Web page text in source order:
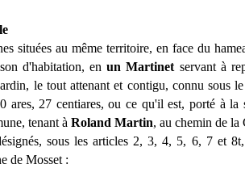
situées au même territoire, en face du
d'habitation, enun Martinet servant à
le tout attenant et contigu, connu sous
ares, 27 centiares, ou ce qu'il est, porté à
tenant à Roland Martin, au chemin de la
sous les articles 2, 3, 4, 5, 6, 7 et
de Mosset :